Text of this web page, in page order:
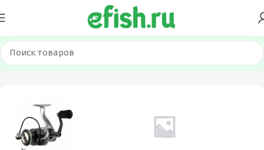
Главная Товар Передаточное число катушки 4.9:1